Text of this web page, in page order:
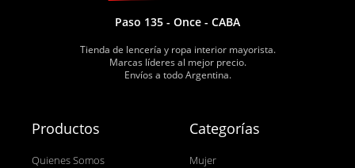
Paso 135 - Once - CABA
Tienda de lencería y ropa interior mayorista.
Marcas líderes al mejor precio.
Envíos a todo Argentina.
Productos
Quienes Somos
Categorías
Mujer